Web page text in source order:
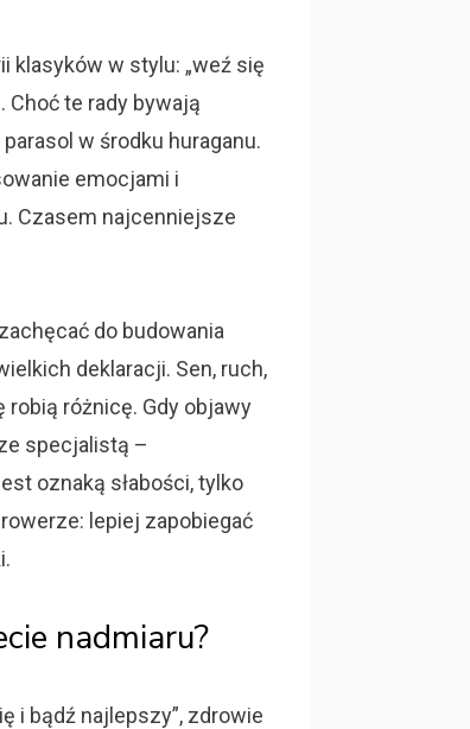
klasyków w stylu: „weź się
Choć te rady bywają
w środku huraganu.
emocjami i
Czasem najcenniejsze
do budowania
deklaracji. Sen, ruch,
robią różnicę. Gdy objawy
specjalistą –
oznaką słabości, tylko
lepiej zapobiegać
nadmiaru?
i bądź najlepszy”, zdrowie